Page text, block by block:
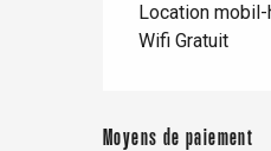
Location
Wifi Gratuit
Moyens de paiement